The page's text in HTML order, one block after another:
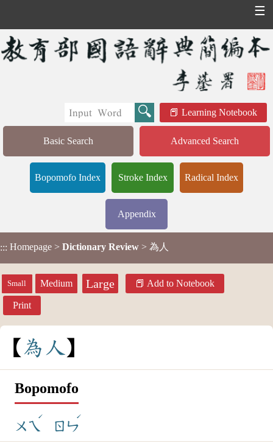
☰
Learning Notebook
Basic Search Advanced Search
Bopomofo Index Stroke Index Radical Index
Appendix
::: Homepage > Dictionary Review > 為人
Small Medium Large Add to Notebook
Print
為 人
Bopomofo
ㄨㄟ
ˊ
ㄖㄣ
ˊ